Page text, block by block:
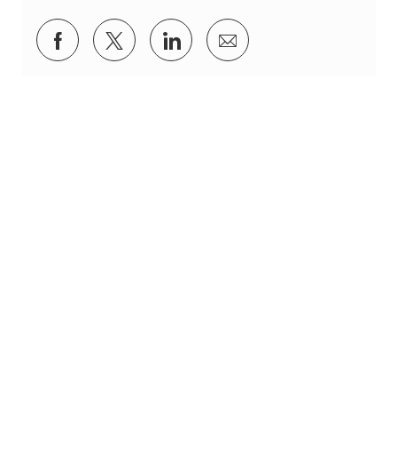
Compartilhar via Facebook
Compartilhar via twitter
Compartilhar via LinkedIn
Compartilhar por